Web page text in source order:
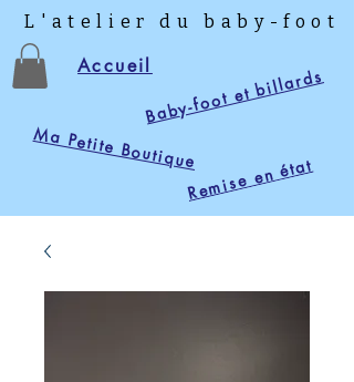
L'atelier du baby-foot
Ma Petite Boutique
AccueilBaby-foot et billards
Remise en état